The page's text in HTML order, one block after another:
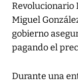
Revolucionario
Miguel
gobierno
pagando el
Durante una